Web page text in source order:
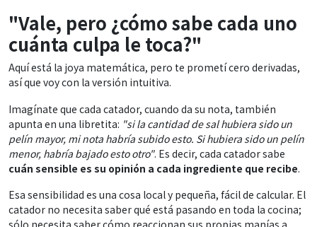
"Vale, pero ¿cómo sabe cada uno
cuánta culpa le toca?"
Aquí está la joya matemática, pero te prometí cero derivadas,
así que voy con la versión intuitiva.
Imagínate que cada catador, cuando da su nota, también
apunta en una libretita: "si la cantidad de sal hubiera sido un
pelín mayor, mi nota habría subido esto. Si hubiera sido un pelín
menor, habría bajado esto otro". Es decir, cada catador sabe
cuán sensible es su opinión a cada ingrediente que recibe.
Esa sensibilidad es una cosa local y pequeña, fácil de calcular. El
catador no necesita saber qué está pasando en toda la cocina;